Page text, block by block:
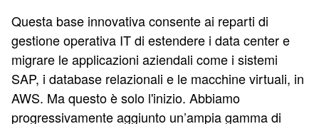
Questa base innovativa consente ai reparti di
gestione operativa IT di estendere i data center e
migrare le applicazioni aziendali come i sistemi
SAP, i database relazionali e le macchine virtuali, in
AWS. Ma questo è solo l'inizio. Abbiamo
progressivamente aggiunto un’ampia gamma di